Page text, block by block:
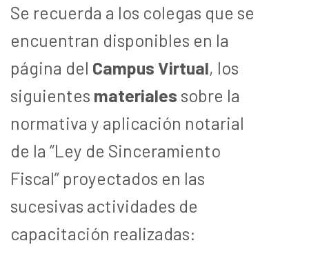
Se recuerda a los colegas que se
encuentran disponibles en la
página del Campus Virtual, los
siguientes materiales sobre la
normativa y aplicación notarial
de la “Ley de Sinceramiento
Fiscal” proyectados en las
sucesivas actividades de
capacitación realizadas: